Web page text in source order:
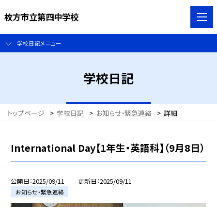
枚方市立第四中学校
学校日記メニュー
学校日記
トップページ > 学校日記 > お知らせ・緊急連絡 > 詳細
International Day【1年生・英語科】（9月8日）
公開日 2025/09/11 更新日 2025/09/11
お知らせ・緊急連絡